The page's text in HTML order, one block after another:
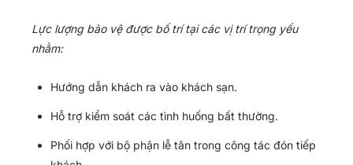
Lực lượng bảo vệ được bố trí tại các vị trí trọng yếu
nhằm:
Hướng dẫn khách ra vào khách sạn.
Hỗ trợ kiểm soát các tình huống bất thường.
Phối hợp với bộ phận lễ tân trong công tác đón tiếp